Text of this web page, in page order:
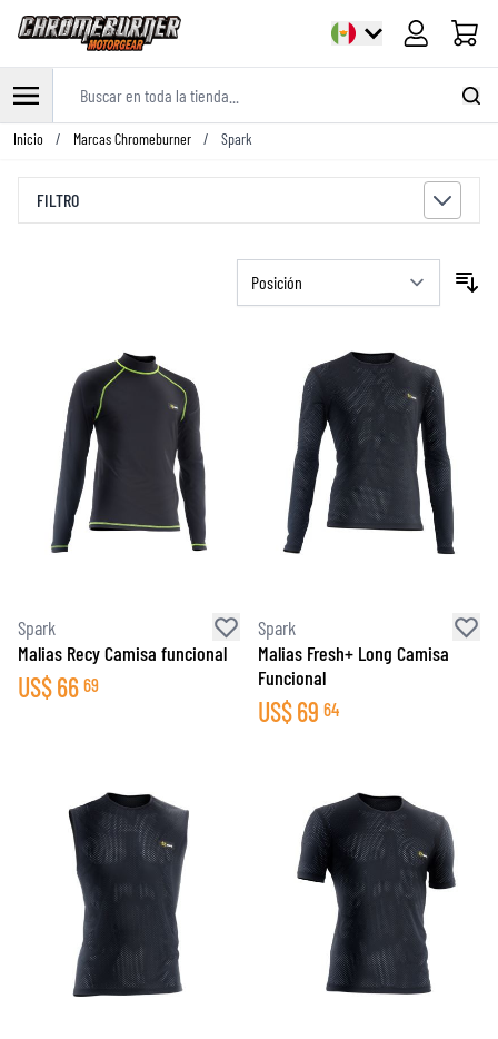
Ir al contenido
Inicio / Marcas Chromeburner / Spark
FILTRO
Spark
Malias Recy Camisa funcional
US$66 69
Spark
Malias Fresh+ Long Camisa
Funcional
US$69 64